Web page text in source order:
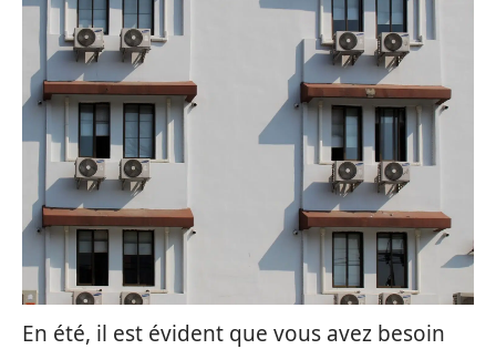
En été, il est évident que vous avez besoin